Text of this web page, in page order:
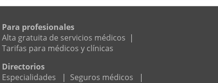
Para profesionales
Alta gratuita de servicios médicos |
Tarifas para médicos y clínicas
Directorios
Especialidades
| Seguros médicos
|